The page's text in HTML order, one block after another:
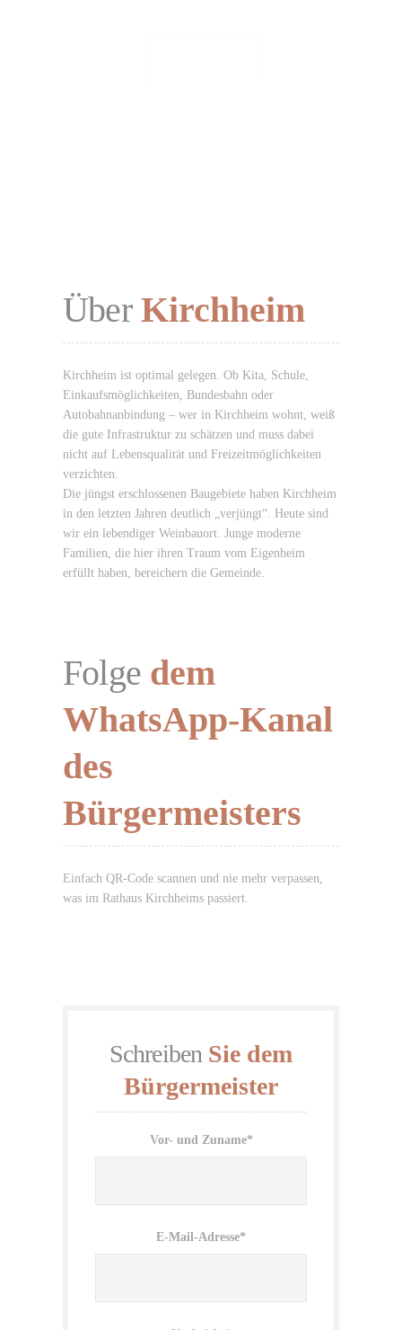
ÜberKirchheim
Kirchheim ist optimal gelegen. Ob Kita, Schule,
Einkaufsmöglichkeiten, Bundesbahn oder
Autobahnanbindung – wer in Kirchheim wohnt, weiß
die gute Infrastruktur zu schätzen und muss dabei
nicht auf Lebensqualität und Freizeitmöglichkeiten
verzichten.
Die jüngst erschlossenen Baugebiete haben Kirchheim
in den letzten Jahren deutlich „verjüngt“. Heute sind
wir ein lebendiger Weinbauort. Junge moderne
Familien, die hier ihren Traum vom Eigenheim
erfüllt haben, bereichern die Gemeinde.
Folge dem
WhatsApp-Kanal
des
Bürgermeisters
Einfach QR-Code scannen und nie mehr verpassen,
was im Rathaus Kirchheims passiert.
Schreiben Sie dem
Bürgermeister
Vor- und Zuname*
E-Mail-Adresse*